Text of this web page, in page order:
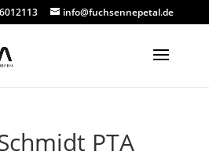
info@fuchsennepetal.de
PTA